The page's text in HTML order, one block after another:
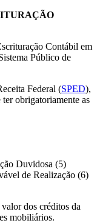
Contábil em
Público de
Federal (SPED),
obrigatoriamente as
Duvidosa (5)
de Realização (6)
dos créditos da
mobiliários.